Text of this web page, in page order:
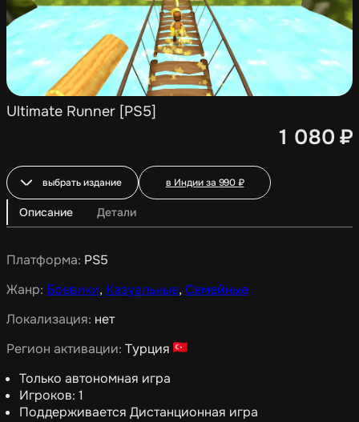
Ultimate Runner [PS5]
1 080 ₽
выбрать издание в Индии за 990₽
Описание Детали
Платформа: PS5
Жанр: Боевики, Казуальные, Семейные
Локализация: нет
Регион активации: Турция
Только автономная игра
Игроков: 1
Поддерживается Дистанционная игра